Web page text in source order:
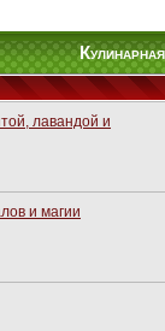
лавандой и
и магии